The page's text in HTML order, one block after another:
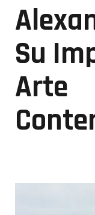
Su
Arte